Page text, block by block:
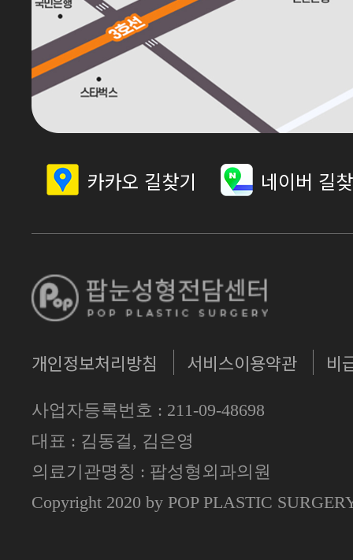
카카오 길찾기 네이버 길
개인정보처리방침 서비스이용약관 비
사업자등록번호 : 211-09-48698
대표 : 김동걸, 김은영
의료기관명칭 : 팝성형외과의원
Copyright 2020 by POP PLASTIC